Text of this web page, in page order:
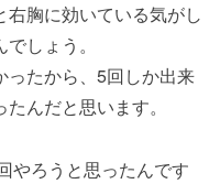
胸に効いている気がし
しょう。
ったから、5回しか出来
んだと思います。
やろうと思ったんです